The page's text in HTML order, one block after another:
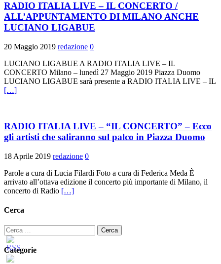
RADIO ITALIA LIVE – IL CONCERTO /
ALL’APPUNTAMENTO DI MILANO ANCHE
LUCIANO LIGABUE
20 Maggio 2019 redazione 0
LUCIANO LIGABUE A RADIO ITALIA LIVE – IL
CONCERTO Milano – lunedì 27 Maggio 2019 Piazza Duomo
LUCIANO LIGABUE sarà presente a RADIO ITALIA LIVE – IL
[…]
RADIO ITALIA LIVE – “IL CONCERTO” – Ecco
gli artisti che saliranno sul palco in Piazza Duomo
18 Aprile 2019 redazione 0
Parole a cura di Lucia Filardi Foto a cura di Federica Meda È
arrivato all’ottava edizione il concerto più importante di Milano, il
concerto di Radio […]
Cerca
Ricerca
per:
Categorie